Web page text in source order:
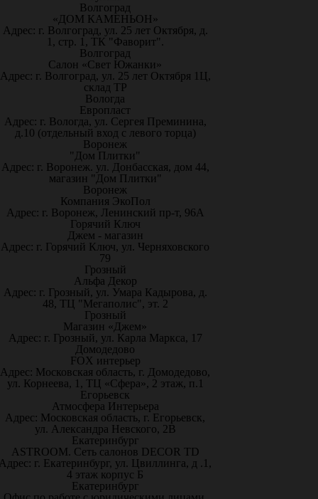
Волгоград
«ДОМ КАМЕНЬОН»
Адрес: г. Волгоград, ул. 25 лет Октября, д.
1, стр. 1, ТК "Фаворит".
Волгоград
Салон «Свет Южанки»
Адрес: г. Волгоград, ул. 25 лет Октября 1Ц,
склад ТР
Вологда
Европласт
Адрес: г. Вологда, ул. Сергея Преминина,
д.10 (отдельный вход с левого торца)
Воронеж
"Дом Плитки"
Адрес: г. Воронеж. ул. Донбасская, дом 44,
магазин "Дом Плитки"
Воронеж
Компания ЭкоПол
Адрес: г. Воронеж, Ленинский пр-т, 96А
Горячий Ключ
Джем - магазин
Адрес: г. Горячий Ключ, ул. Черняховского
79
Грозный
Альфа Декор
Адрес: г. Грозный, ул. Умара Кадырова, д.
48, ТЦ "Мегаполис", эт. 2
Грозный
Магазин «Джем»
Адрес: г. Грозный, ул. Карла Маркса, 17
Домодедово
FOX интерьер
Адрес: Московская область, г. Домодедово,
ул. Корнеева, 1, ТЦ «Сфера», 2 этаж, п.1
Егорьевск
Атмосфера Интерьера
Адрес: Московская область, г. Егорьевск,
ул. Александра Невского, 2В
Екатеринбург
ASTROOM. Сеть салонов DECOR TD
г. Екатеринбург, ул. Цвиллинга, д .1,
4 этаж корпус Б
Екатеринбург